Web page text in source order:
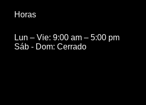
Horas
Lun – Vie: 9:00 am – 5:00 pm
Sáb - Dom: Cerrado